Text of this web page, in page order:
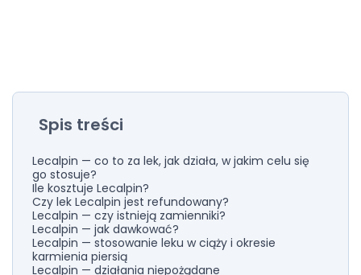
Spis treści
Lecalpin — co to za lek, jak działa, w jakim celu się
go stosuje?
Ile kosztuje Lecalpin?
Czy lek Lecalpin jest refundowany?
Lecalpin — czy istnieją zamienniki?
Lecalpin — jak dawkować?
Lecalpin — stosowanie leku w ciąży i okresie
karmienia piersią
Lecalpin — działania niepożądane